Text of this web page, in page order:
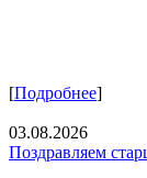
[Подробнее]
03.08.2026
Поздравляем